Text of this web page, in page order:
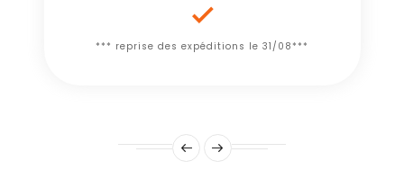

*** reprise des expéditions le 31/08***